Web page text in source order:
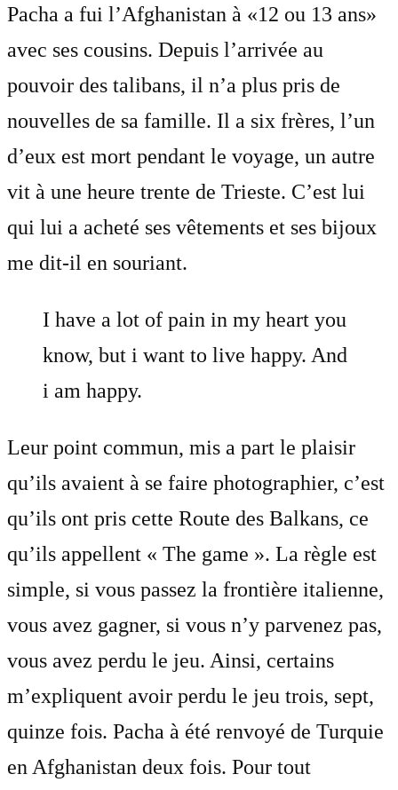
Pacha a fui l’Afghanistan à «12 ou 13 ans»
avec ses cousins. Depuis l’arrivée au
pouvoir des talibans, il n’a plus pris de
nouvelles de sa famille. Il a six frères, l’un
d’eux est mort pendant le voyage, un autre
vit à une heure trente de Trieste. C’est lui
qui lui a acheté ses vêtements et ses bijoux
me dit-il en souriant.
I have a lot of pain in my heart you
know, but i want to live happy. And
i am happy.
Leur point commun, mis a part le plaisir
qu’ils avaient à se faire photographier, c’est
qu’ils ont pris cette Route des Balkans, ce
qu’ils appellent « The game ». La règle est
simple, si vous passez la frontière italienne,
vous avez gagner, si vous n’y parvenez pas,
vous avez perdu le jeu. Ainsi, certains
m’expliquent avoir perdu le jeu trois, sept,
quinze fois. Pacha à été renvoyé de Turquie
en Afghanistan deux fois. Pour tout